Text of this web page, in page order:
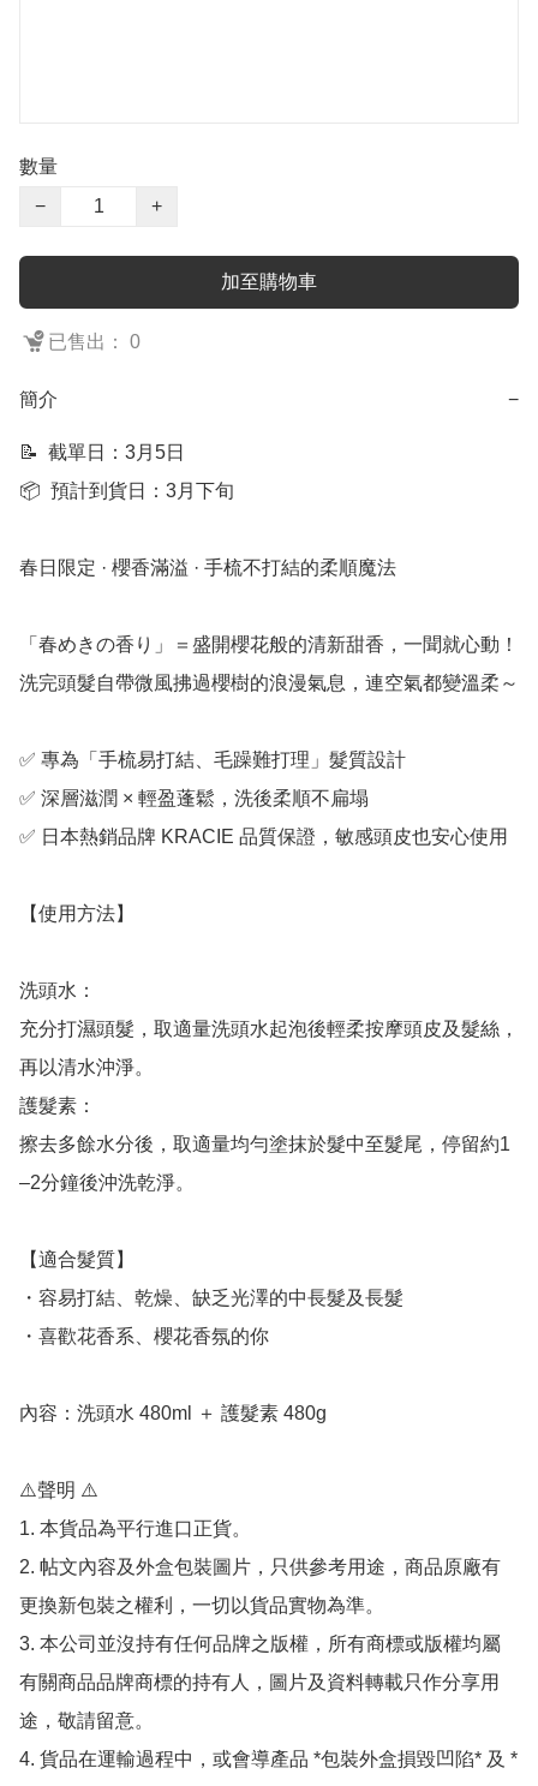
數量
−
+
加至購物車
已售出： 0
簡介 −
📝  截單日：3月5日
📦  預計到貨日：3月下旬
春日限定 · 櫻香滿溢 · 手梳不打結的柔順魔法
「春めきの香り」＝盛開櫻花般的清新甜香，一聞就心動！
洗完頭髮自帶微風拂過櫻樹的浪漫氣息，連空氣都變溫柔～
✅ 專為「手梳易打結、毛躁難打理」髮質設計
✅ 深層滋潤 × 輕盈蓬鬆，洗後柔順不扁塌
✅ 日本熱銷品牌 KRACIE 品質保證，敏感頭皮也安心使用
【使用方法】
洗頭水：
充分打濕頭髮，取適量洗頭水起泡後輕柔按摩頭皮及髮絲，
再以清水沖淨。
護髮素：
擦去多餘水分後，取適量均勻塗抹於髮中至髮尾，停留約1
–2分鐘後沖洗乾淨。
【適合髮質】
・容易打結、乾燥、缺乏光澤的中長髮及長髮
・喜歡花香系、櫻花香氛的你
內容：洗頭水 480ml ＋ 護髮素 480g
⚠️聲明 ⚠️
1. 本貨品為平行進口正貨。
2. 帖文內容及外盒包裝圖片，只供參考用途，商品原廠有
更換新包裝之權利，一切以貨品實物為準。
3. 本公司並沒持有任何品牌之版權，所有商標或版權均屬
有關商品品牌商標的持有人，圖片及資料轉載只作分享用
途，敬請留意。
4. 貨品在運輸過程中，或會導產品 *包裝外盒損毀凹陷* 及 *